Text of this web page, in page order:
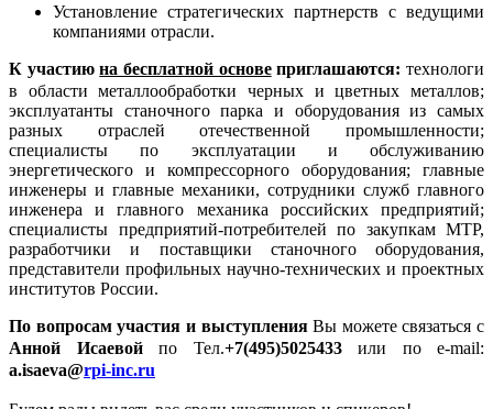
Установление стратегических партнерств с ведущими
компаниями отрасли.
К участиюна бесплатной основеприглашаются: технологи
в области металлообработки черных и цветных металлов;
эксплуатанты станочного парка и оборудования из самых
разных отраслей отечественной промышленности;
специалисты по эксплуатации и обслуживанию
энергетического и компрессорного оборудования; главные
инженеры и главные механики, сотрудники служб главного
инженера и главного механика российских предприятий;
специалисты предприятий-потребителей по закупкам МТР,
разработчики и поставщики станочного оборудования,
представители профильных научно-технических и проектных
институтов России.
По вопросам участия и выступленияВы можете связаться с
Анной Исаевойпо Тел.+7(495)5025433или по e-mail:
a.isaeva@rpi-inc.ru